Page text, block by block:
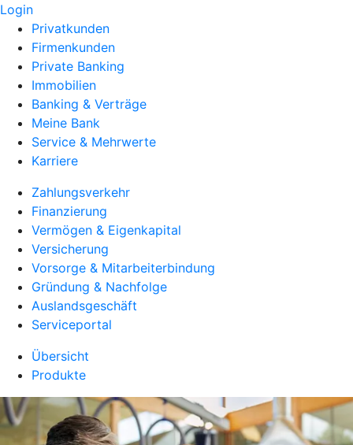
Login
Privatkunden
Firmenkunden
Private Banking
Immobilien
Banking & Verträge
Meine Bank
Service & Mehrwerte
Karriere
Zahlungsverkehr
Finanzierung
Vermögen & Eigenkapital
Versicherung
Vorsorge & Mitarbeiterbindung
Gründung & Nachfolge
Auslandsgeschäft
Serviceportal
Übersicht
Produkte